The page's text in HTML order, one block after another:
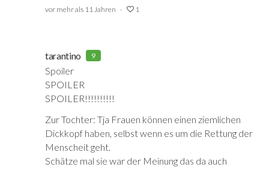
vor mehr als 11 Jahren 1
tarantino 9
Spoiler
SPOILER
SPOILER!!!!!!!!!!
Zur Tochter: Tja Frauen können einen ziemlichen
Dickkopf haben, selbst wenn es um die Rettung der
Menscheit geht.
Schätze mal sie war der Meinung das da auch